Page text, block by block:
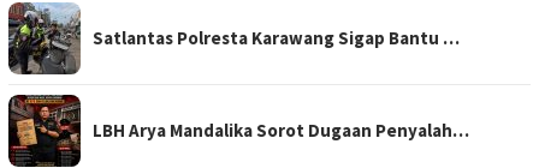
Satlantas Polresta Karawang Sigap Bantu …
LBH Arya Mandalika Sorot Dugaan Penyalah…